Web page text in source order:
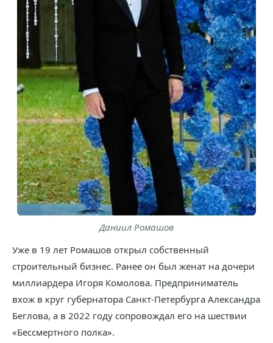
Даниил Ромашов
Уже в 19 лет Ромашов открыл собственный
строительный бизнес. Ранее он был женат на дочери
миллиардера Игоря Комолова. Предприниматель
вхож в круг губернатора Санкт-Петербурга Александра
Беглова, а в 2022 году сопровождал его на шествии
«Бессмертного полка».